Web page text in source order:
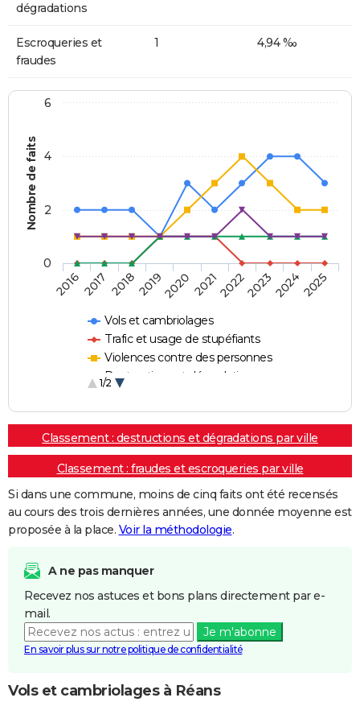
dégradations
Escroqueries et
fraudes
1 4,94 ‰
Nombre de faits
Vols et cambriolages
Trafic et usage de stupéfiants
Violences contre des personnes
Destructions et dégradations
1/2
20162017 20182019202020212022202320242025
0
2
4
6
Classement : destructions et dégradations par ville
Classement : fraudes et escroqueries par ville
Si dans une commune, moins de cinq faits ont été recensés
au cours des trois dernières années, une donnée moyenne est
proposée à la place. Voir la méthodologie.
A ne pas manquer
Recevez nos astuces et bons plans directement par e-
mail.
Je m'abonne
En savoir plus sur notre politique de confidentialité
Vols et cambriolages à Réans